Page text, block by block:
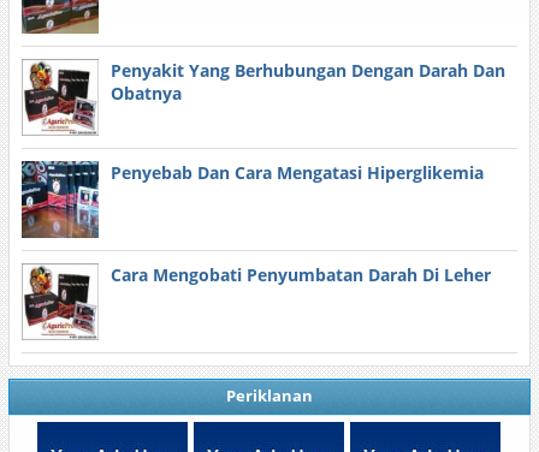
Penyakit Yang Berhubungan Dengan Darah Dan
Obatnya
Penyebab Dan Cara Mengatasi Hiperglikemia
Cara Mengobati Penyumbatan Darah Di Leher
Periklanan